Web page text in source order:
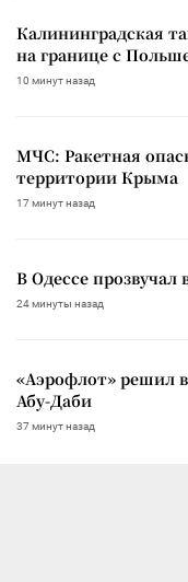
Калининградская
на границе с
10 минут назад
МЧС: Ракетная
территории Крыма
17 минут назад
В Одессе
24 минуты назад
«Аэрофлот» решил
Абу-Даби
37 минут назад